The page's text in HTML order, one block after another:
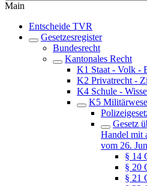
Main
Entscheide TVR
Gesetzesregister
Bundesrecht
Kantonales Recht
K1 Staat - Volk -
K2 Privatrecht -
K4 Schule -
K5
Gesetz
Handel mit
vom 26.
§ 14
§ 20
§ 21